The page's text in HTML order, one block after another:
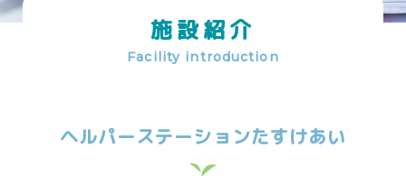
施設紹介
Facility introduction
ヘルパーステーションたすけあい